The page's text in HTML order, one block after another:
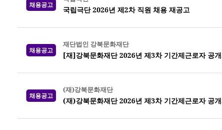
채용공고
국립극단 2026년 제2차 직원 채용 재공고
채용공고
재단법인 강북문화재단
[재]강북문화재단 2026년 제3차 기간제근로자 공
채용공고
(재)강북문화재단
(재)강북문화재단 2026년 제3차 기간제근로자 공